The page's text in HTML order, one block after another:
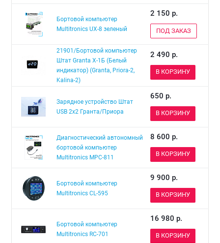
Бортовой компьютер
Multitronics UX-8 зеленый
2 150 р.
ПОД ЗАКАЗ
21901/Бортовой компьютер
Штат Granta Х-1Б (Белый
индикатор) (Granta, Priora-2,
Kalina-2)
2 490 р.
В КОРЗИНУ
Зарядное устройство Штат
USB 2x2 Гранта/Приора
650 р.
В КОРЗИНУ
Диагностический автономный
бортовой компьютер
Multitronics MPC-811
8 600 р.
В КОРЗИНУ
Бортовой компьютер
Multitronics СL-595
9 900 р.
В КОРЗИНУ
Бортовой компьютер
Multitronics RC-701
16 980 р.
В КОРЗИНУ